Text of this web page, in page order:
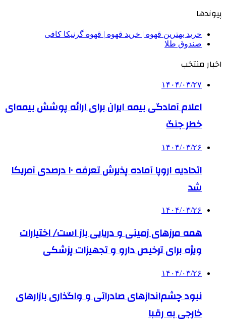
پیوندها
خرید بهترین قهوه | خرید قهوه | قهوه گرنیکا کافی
صندوق طلا
اخبار منتخب
۱۴۰۴/۰۳/۲۷
اعلام آمادگی بیمه ایران برای ارائه پوشش بیمه‌ای
خطر جنگ
۱۴۰۴/۰۳/۲۶
اتحادیه اروپا آماده پذیرش تعرفه ۱۰ درصدی آمریکا
شد
۱۴۰۴/۰۳/۲۶
همه مرزهای زمینی و دریایی باز است/ اختیارات
ویژه برای ترخیص دارو و تجهیزات پزشکی
۱۴۰۴/۰۳/۲۶
نبود چشم‌اندازهای صادراتی و واگذاری بازارهای
خارجی به رقبا